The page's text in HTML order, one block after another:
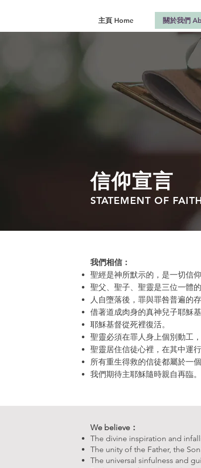
主頁 Home 關於我們
信仰宣言
STATEMENT OF
我們相信：
聖經是神所默示的，是一切信
聖父、聖子、聖靈是三位一體的
人自墮落後，罪與罪咎普遍的
借著道成肉身的真神兒子耶穌
耶穌基督從死裡復活。
聖靈必須在罪人身上個別動工
聖靈居住信徒心裡，在其中運行
所有重生得救的信徒都屬於一
我們期待主耶穌隨時親自再臨。
We believe：
The divine inspiration and
The unity of the Father, the
The universal sinfulness and